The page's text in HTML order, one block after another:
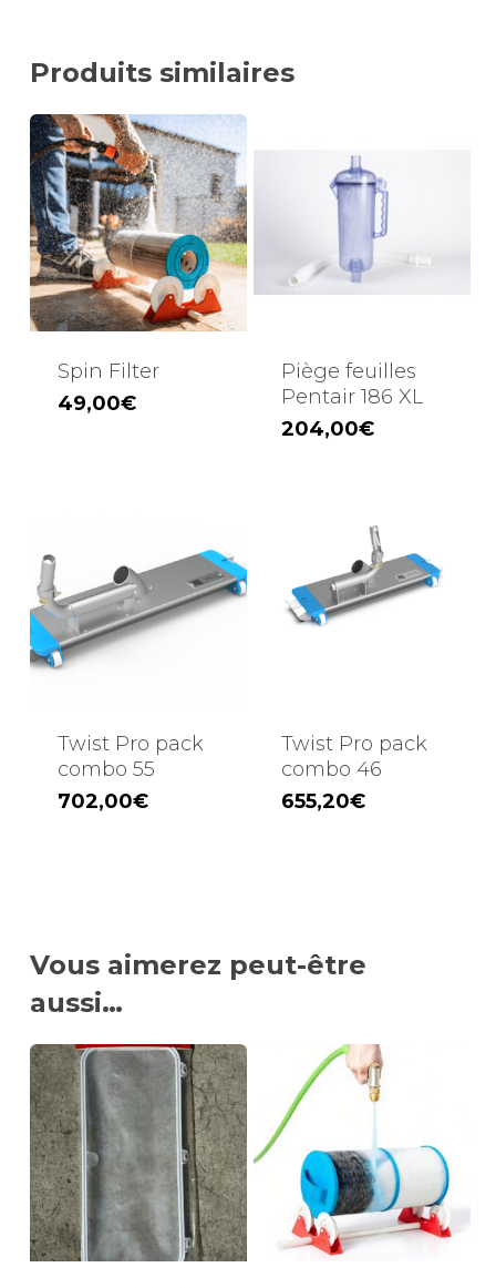
Produits similaires
Spin Filter
49,00€
Piège feuilles
Pentair 186 XL
204,00€
Twist Pro pack
combo 55
702,00€
Twist Pro pack
combo 46
655,20€
Vous aimerez peut-être
aussi…